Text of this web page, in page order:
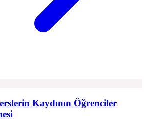
Kaydının Öğrenciler